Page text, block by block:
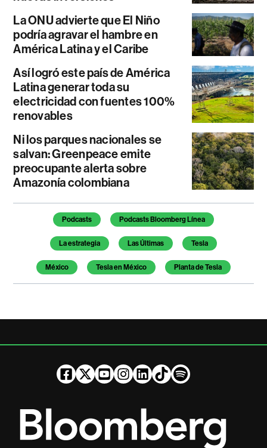
La ONU advierte que El Niño
podría agravar el hambre en
América Latina y el Caribe
Así logró este país de América
Latina generar toda su
electricidad con fuentes 100%
renovables
Ni los parques nacionales se
salvan: Greenpeace emite
preocupante alerta sobre
Amazonía colombiana
Temas de este artículo
Podcasts Podcasts Bloomberg Línea
La estrategia Las Últimas Tesla
México Tesla en México Planta de Tesla